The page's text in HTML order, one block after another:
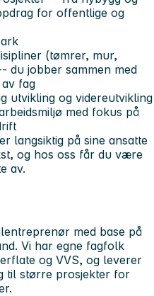
for offentlige og
(tømrer, mur,
du jobber sammen med
fag
utvikling og videreutvikling
med fokus på
langsiktig på sine ansatte
og hos oss får du være
av.
med base på
Vi har egne fagfolk
og VVS, og leverer
til større prosjekter for